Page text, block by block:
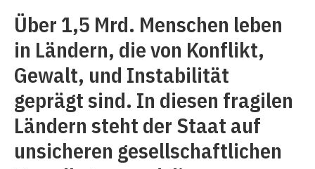
Über 1,5 Mrd. Menschen leben
in Ländern, die von Konflikt,
Gewalt, und Instabilität
geprägt sind. In diesen fragilen
Ländern steht der Staat auf
unsicheren gesellschaftlichen